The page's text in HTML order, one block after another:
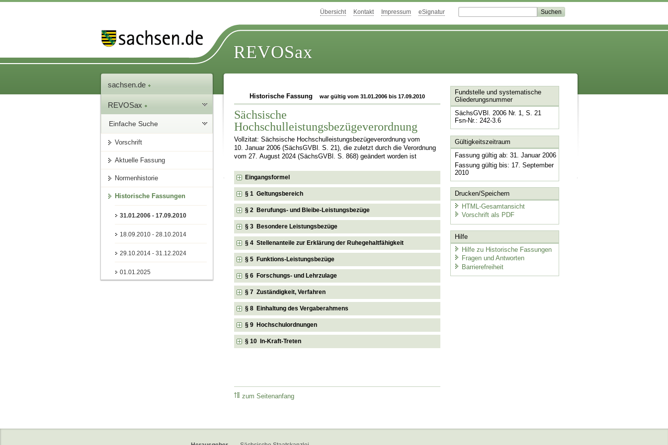
Übersicht Kontakt Impressum eSignatur
REVOSax
sachsen.de
REVOSax
Einfache Suche
Vorschrift
Aktuelle Fassung
Normenhistorie
Historische Fassungen
31.01.2006 - 17.09.2010
18.09.2010 - 28.10.2014
29.10.2014 - 31.12.2024
01.01.2025
Historische Fassung war gültig vom 31.01.2006 bis 17.09.2010
Sächsische
Hochschulleistungsbezügeverordnung
Vollzitat: Sächsische Hochschulleistungsbezügeverordnung vom
10. Januar 2006 (SächsGVBl. S. 21), die zuletzt durch die Verordnung
vom 27. August 2024 (SächsGVBl. S. 868) geändert worden ist
Eingangsformel
§ 1 Geltungsbereich
§ 2 Berufungs- und Bleibe-Leistungsbezüge
§ 3 Besondere Leistungsbezüge
§ 4 Stellenanteile zur Erklärung der Ruhegehaltfähigkeit
§ 5 Funktions-Leistungsbezüge
§ 6 Forschungs- und Lehrzulage
§ 7 Zuständigkeit, Verfahren
§ 8 Einhaltung des Vergaberahmens
§ 9 Hochschulordnungen
§ 10 In-Kraft-Treten
zum Seitenanfang
Fundstelle und systematische
Gliederungsnummer
SächsGVBl. 2006 Nr. 1, S. 21
Fsn-Nr.: 242-3.6
Gültigkeitszeitraum
Fassung gültig ab: 31. Januar 2006
Fassung gültig bis: 17. September
2010
Drucken/Speichern
HTML-Gesamtansicht
Vorschrift als PDF
Hilfe
Hilfe zu Historische Fassungen
Fragen und Antworten
Barrierefreiheit